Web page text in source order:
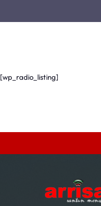
[wp_radio_listing]